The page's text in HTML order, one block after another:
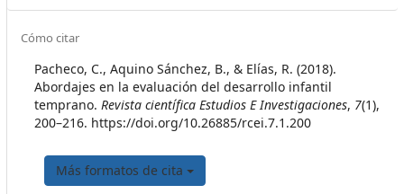
Cómo citar
Pacheco, C., Aquino Sánchez, B., & Elías, R. (2018).
Abordajes en la evaluación del desarrollo infantil
temprano. Revista científica Estudios E Investigaciones, 7(1),
200–216. https://doi.org/10.26885/rcei.7.1.200
Más formatos de cita